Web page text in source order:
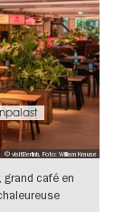
© visitBerlinb, Foto: William Krause
grand café en